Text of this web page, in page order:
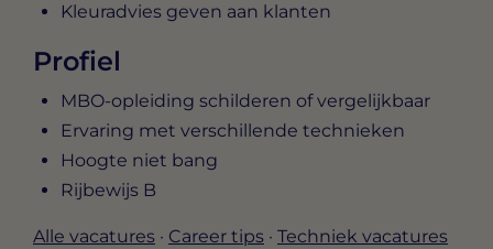
Kleuradvies geven aan klanten
Profiel
MBO-opleiding schilderen of vergelijkbaar
Ervaring met verschillende technieken
Hoogte niet bang
Rijbewijs B
Alle vacatures · Career tips · Techniek vacatures